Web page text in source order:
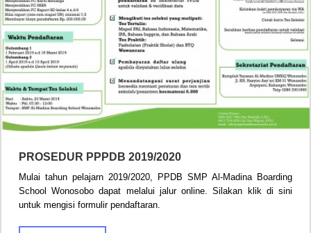
PROSEDUR PPPDB 2019/2020
Mulai tahun pelajarn 2019/2020, PPDB SMP Al-Madina Boarding
School Wonosobo dapat melalui jalur online. Silakan klik di sini
untuk mengisi formulir pendaftaran.